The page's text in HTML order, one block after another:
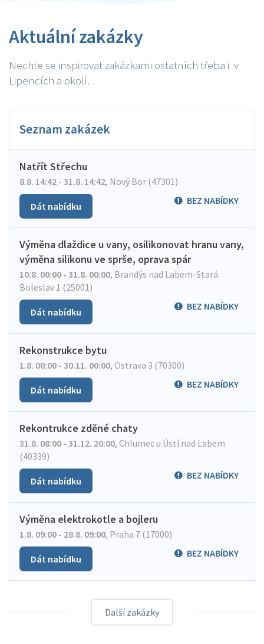
Aktuální zakázky
Nechte se inspirovat zakázkami ostatních třeba i v
Lipencích a okolí.
Seznam zakázek
Natřít Střechu
8.8. 14:42 - 31.8. 14:42, Nový Bor (47301)
BEZ NABÍDKY
Dát nabídku
Výměna dlaždice u vany, osilikonovat hranu vany,
výměna silikonu ve sprše, oprava spár
10.8. 00:00 - 31.8. 00:00, Brandýs nad Labem-Stará
Boleslav 1 (25001)
BEZ NABÍDKY
Dát nabídku
Rekonstrukce bytu
1.8. 00:00 - 30.11. 00:00, Ostrava 3 (70300)
BEZ NABÍDKY
Dát nabídku
Rekontrukce zděné chaty
31.8. 08:00 - 31.12. 20:00, Chlumec u Ústí nad Labem
(40339)
BEZ NABÍDKY
Dát nabídku
Výměna elektrokotle a bojleru
1.8. 09:00 - 28.8. 09:00, Praha 7 (17000)
BEZ NABÍDKY
Dát nabídku
Další zakázky